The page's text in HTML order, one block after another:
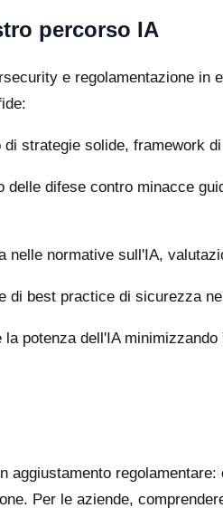
percorso IA
e regolamentazione
di strategie solide, framework
delle difese contro minacce
nelle normative sull'IA,
di best practice di sicurezza
potenza dell'IA
aggiustamento
Per le aziende,